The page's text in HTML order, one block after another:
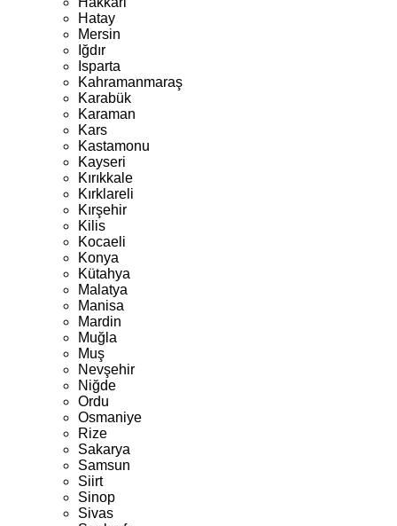
Hatay
Mersin
Iğdır
Isparta
Kahramanmaraş
Karabük
Karaman
Kars
Kastamonu
Kayseri
Kırıkkale
Kırklareli
Kırşehir
Kilis
Kocaeli
Konya
Kütahya
Malatya
Manisa
Mardin
Muğla
Muş
Nevşehir
Niğde
Ordu
Osmaniye
Rize
Sakarya
Samsun
Siirt
Sinop
Sivas